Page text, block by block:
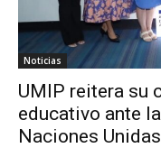
Noticias
UMIP reitera su
educativo ante
Naciones